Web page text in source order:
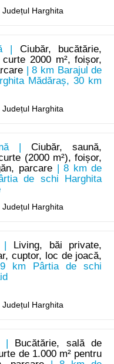
Harghita
| Ciubăr, bucătărie,
2000 m², foișor,
| 8 km Barajul de
Mădăraș, 30 km
Harghita
|Ciubăr, saună,
(2000 m²), foișor,
parcare | 8 km de
de schi Harghita
Harghita
|
Living, băi private,
cuptor, loc de joacă,
km Pârtia de schi
Harghita
|
Bucătărie, sală de
de 1.000 m² pentru